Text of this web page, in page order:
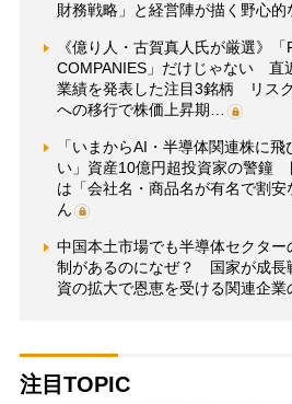
財務戦略」と経営陣が描く野心
《億り人・古賀真人氏が厳選》
COMPANIES」だけじゃない 直
業績を発表した注目3銘柄 リス
への移行で株価上昇期…
「いまからAI・半導体関連株に
い」資産10億円超投資家の警鐘
は「会社名・商品名が有名で割安
ん
中国本土市場でも半導体セクタ
制があるのになぜ？ 国家が成長
資の拡大で恩恵を受ける関連企業
注目TOPIC